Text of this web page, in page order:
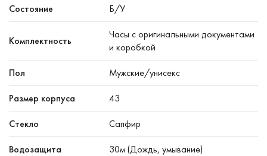
Состояние Б/У
Комплектность
Часы с оригинальными документами
и коробкой
Пол Мужские/унисекс
Размер корпуса 43
Стекло Сапфир
Водозащита 30м (Дождь, умывание)